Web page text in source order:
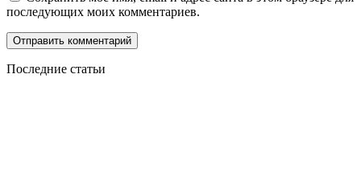
последующих моих комментариев.
Последние статьи